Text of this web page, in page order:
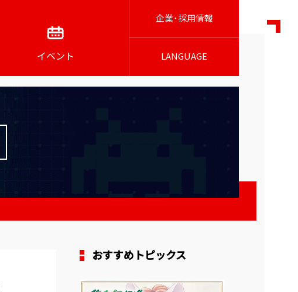
イベント
企業･採用情報
LANGUAGE
おすすめトピックス